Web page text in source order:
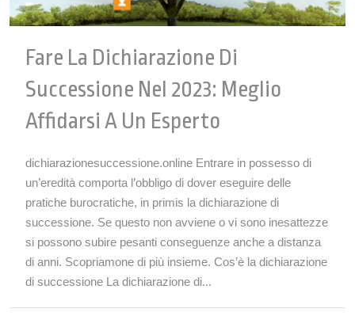
Fare La Dichiarazione Di
Successione Nel 2023: Meglio
Affidarsi A Un Esperto
dichiarazionesuccessione.online Entrare in possesso di
un’eredità comporta l’obbligo di dover eseguire delle
pratiche burocratiche, in primis la dichiarazione di
successione. Se questo non avviene o vi sono inesattezze
si possono subire pesanti conseguenze anche a distanza
di anni. Scopriamone di più insieme. Cos’è la dichiarazione
di successione La dichiarazione di...